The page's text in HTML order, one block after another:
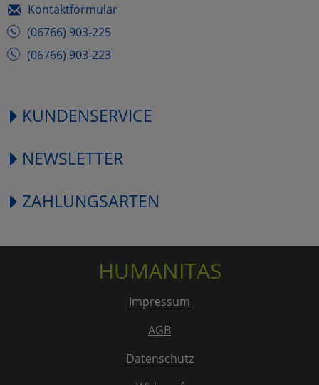
Kontaktformular
(06766) 903-225
(06766) 903-223
KUNDENSERVICE
NEWSLETTER
ZAHLUNGSARTEN
HUMANITAS
Impressum
AGB
Datenschutz